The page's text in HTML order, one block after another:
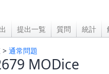
提出一覧 質問 統計
> 通常問題
MODice